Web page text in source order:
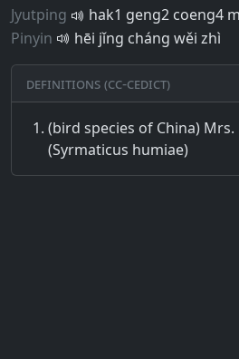
Jyutping
hak1 geng2 coeng4
Pinyin
hēi jǐng cháng wěi zhì
Definitions (CC-CEDICT)
(bird species of China)
(Syrmaticus humiae)